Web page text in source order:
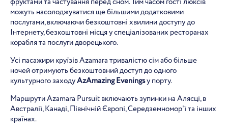
можуть насолоджуватися ще більшими додатковими
послугами, включаючи безкоштовні хвилини доступу до
Інтернету, безкоштовні місця у спеціалізованих ресторанах
корабля та послуги дворецького.
Усі пасажири круїзів Azamara тривалістю сім або більше
ночей отримують безкоштовний доступ до одного
культурного заходуAzAmazing Eveningsу порту.
Маршрути Azamara Pursuit включають зупинки на Алясці, в
Австралії, Канаді, Північній Європі, Середземномор'ї та інших
країнах.